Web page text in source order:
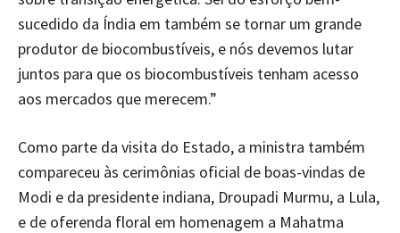
sucedido da Índia em também se tornar um grande
produtor de biocombustíveis, e nós devemos lutar
juntos para que os biocombustíveis tenham acesso
aos mercados que merecem.”
Como parte da visita do Estado, a ministra também
compareceu às cerimônias oficial de boas-vindas de
Modi e da presidente indiana, Droupadi Murmu, a Lula,
e de oferenda floral em homenagem a Mahatma